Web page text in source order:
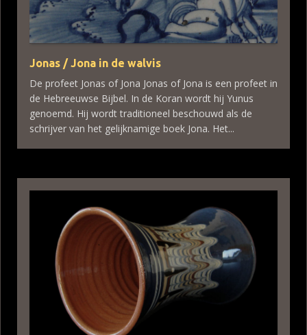
Jonas / Jona in de walvis
De profeet Jonas of Jona Jonas of Jona is een profeet in
de Hebreeuwse Bijbel. In de Koran wordt hij Yunus
genoemd. Hij wordt traditioneel beschouwd als de
schrijver van het gelijknamige boek Jona. Het...